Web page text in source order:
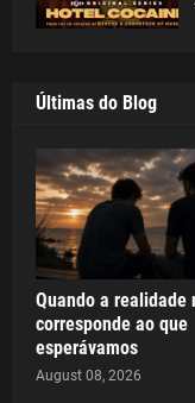
Últimas do Blog
Quando a realidade
corresponde ao que
esperávamos
August 08, 2026